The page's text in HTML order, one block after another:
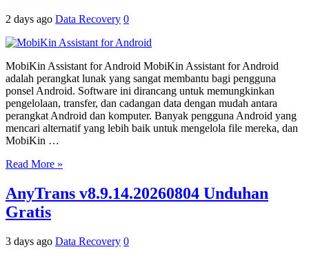
2 days ago Data Recovery 0
MobiKin Assistant for Android MobiKin Assistant for Android
adalah perangkat lunak yang sangat membantu bagi pengguna
ponsel Android. Software ini dirancang untuk memungkinkan
pengelolaan, transfer, dan cadangan data dengan mudah antara
perangkat Android dan komputer. Banyak pengguna Android yang
mencari alternatif yang lebih baik untuk mengelola file mereka, dan
MobiKin …
Read More »
AnyTrans v8.9.14.20260804 Unduhan
Gratis
3 days ago Data Recovery 0